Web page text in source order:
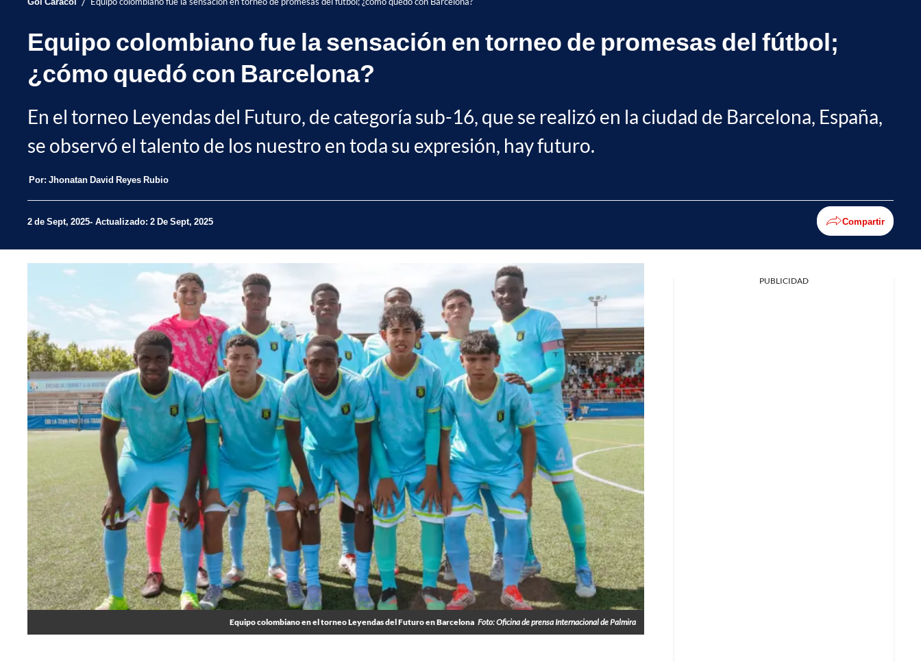
Equipo colombiano fue la sensación en torneo de promesas del fútbol;
¿cómo quedó con Barcelona?
En el torneo Leyendas del Futuro, de categoría sub-16, que se realizó en la ciudad de Barcelona, España,
se observó el talento de los nuestro en toda su expresión, hay futuro.
Por: Jhonatan David Reyes Rubio
2 de Sept, 2025 Actualizado: 2 De Sept, 2025 Compartir
Equipo colombiano en el torneo Leyendas del Futuro en Barcelona Foto: Oficina de prensa Internacional de Palmira
PUBLICIDAD